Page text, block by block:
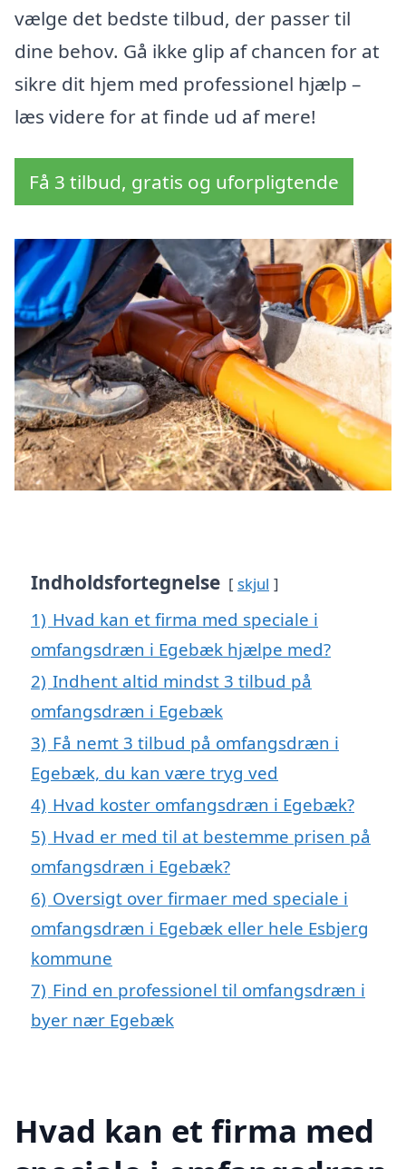
vælge det bedste tilbud, der passer til
dine behov. Gå ikke glip af chancen for at
sikre dit hjem med professionel hjælp –
læs videre for at finde ud af mere!
Få 3 tilbud, gratis og uforpligtende
Indholdsfortegnelse skjul
1) Hvad kan et firma med speciale i
omfangsdræn i Egebæk hjælpe med?
2) Indhent altid mindst 3 tilbud på
omfangsdræn i Egebæk
3) Få nemt 3 tilbud på omfangsdræn i
Egebæk, du kan være tryg ved
4) Hvad koster omfangsdræn i Egebæk?
5) Hvad er med til at bestemme prisen på
omfangsdræn i Egebæk?
6) Oversigt over firmaer med speciale i
omfangsdræn i Egebæk eller hele Esbjerg
kommune
7) Find en professionel til omfangsdræn i
byer nær Egebæk
Hvad kan et firma med